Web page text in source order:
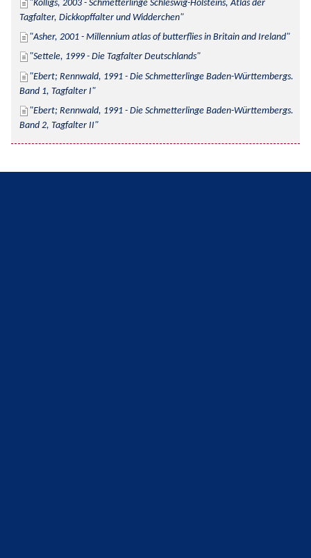
Kolligs, 2003 - Schmetterlinge Schleswig-Holsteins, Atlas der
Tagfalter, Dickkopffalter und Widderchen
Asher, 2001 - Millennium atlas of butterflies in Britain and Ireland
Settele, 1999 - Die Tagfalter Deutschlands
Ebert; Rennwald, 1991 - Die Schmetterlinge Baden-Württembergs.
Band 1, Tagfalter I
Ebert; Rennwald, 1991 - Die Schmetterlinge Baden-Württembergs.
Band 2, Tagfalter II